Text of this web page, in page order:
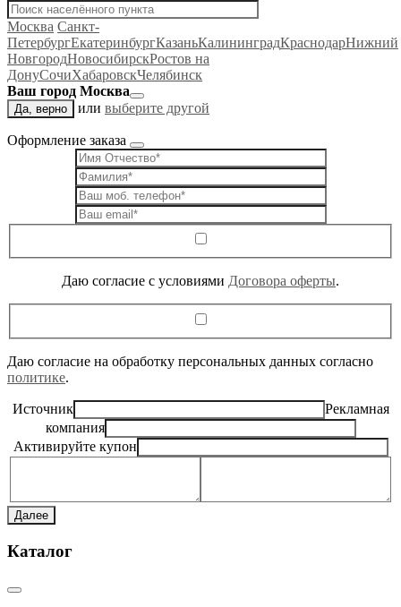
Москва Санкт-
ПетербургЕкатеринбургКазаньКалининградКраснодарНижний
НовгородНовосибирскРостов на
ДонуСочиХабаровскЧелябинск
Ваш город Москва
Да, верно или выберите другой
Оформление заказа
Даю согласие c условиями Договора оферты.
Даю согласие на обработку персональных данных согласно
политике.
Источник
Рекламная
компания
Активируйте купон
Далее
Каталог